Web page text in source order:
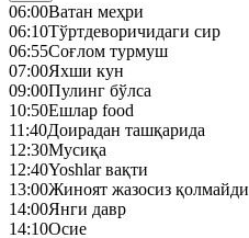
06:00Ватан меҳри
06:10Тўртдеворичидаги сир
06:55Соғлом турмуш
07:00Яхши кун
09:00Пулинг бўлса
10:50Ешлар food
11:40Доирадан ташқарида
12:30Mусиқа
12:40Yoshlar вақти
13:00Жиноят жазосиз қолмайди
14:00Янги давр
14:10Осие